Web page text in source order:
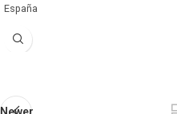
España
Marca
Estrella Galicia